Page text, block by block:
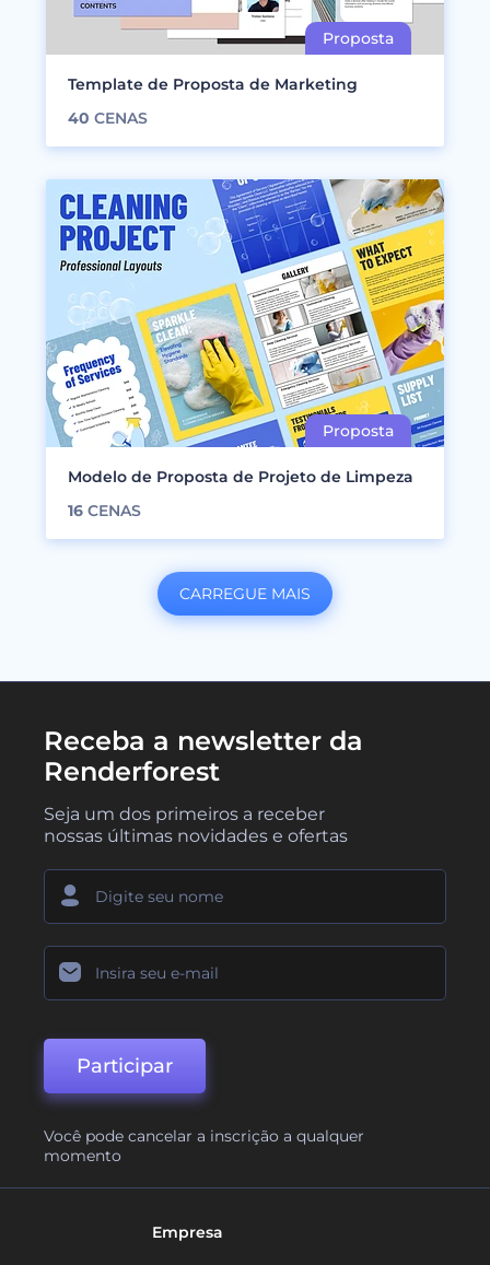
Template de Proposta de Marketing
40 CENAS
Modelo de Proposta de Projeto de Limpeza
16 CENAS
CARREGUE MAIS
Receba a newsletter da
Renderforest
Seja um dos primeiros a receber
nossas últimas novidades e ofertas
Participar
Você pode cancelar a inscrição a qualquer
momento
Empresa